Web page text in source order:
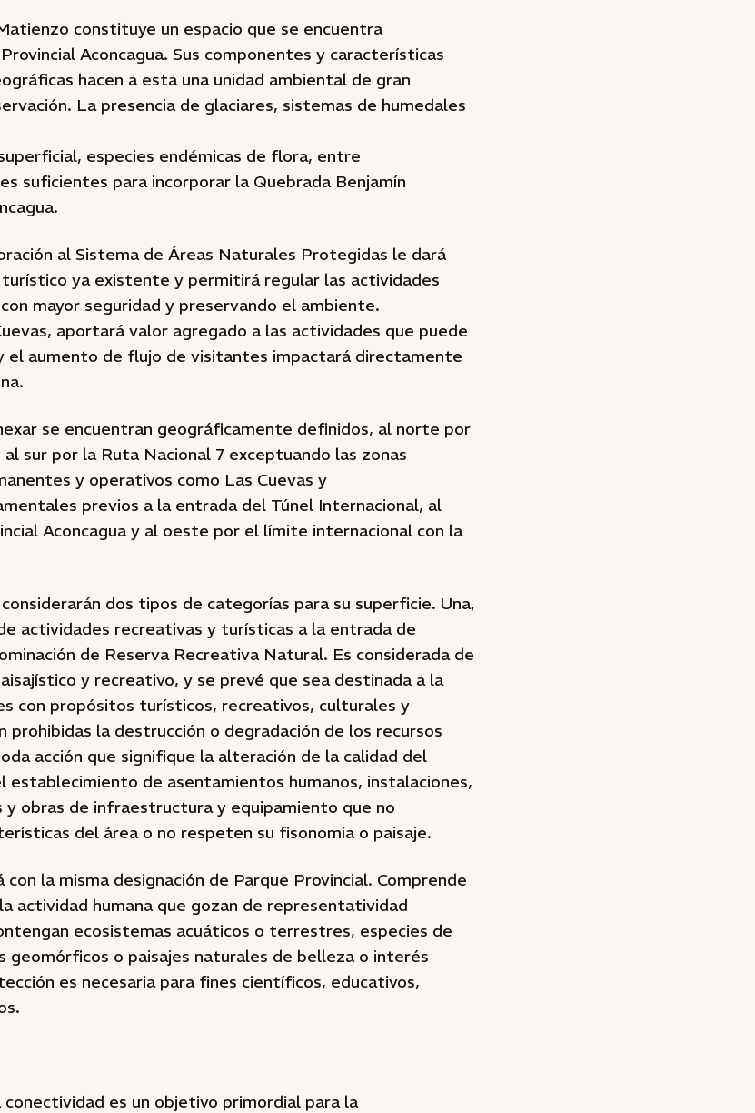
constituye un espacio que se encuentra
Aconcagua. Sus componentes y características
hacen a esta una unidad ambiental de gran
La presencia de glaciares, sistemas de humedales
especies endémicas de flora, entre
suficientes para incorporar la Quebrada Benjamín
al Sistema de Áreas Naturales Protegidas le dará
ya existente y permitirá regular las actividades
mayor seguridad y preservando el ambiente.
aportará valor agregado a las actividades que puede
el aumento de flujo de visitantes impactará directamente
se encuentran geográficamente definidos, al norte por
al sur por la Ruta Nacional 7 exceptuando las zonas
y operativos como Las Cuevas y
previos a la entrada del Túnel Internacional, al
Aconcagua y al oeste por el límite internacional con la
dos tipos de categorías para su superficie. Una,
actividades recreativas y turísticas a la entrada de
de Reserva Recreativa Natural. Es considerada de
y recreativo, y se prevé que sea destinada a la
con propósitos turísticos, recreativos, culturales y
prohibidas la destrucción o degradación de los recursos
acción que signifique la alteración de la calidad del
establecimiento de asentamientos humanos, instalaciones,
y obras de infraestructura y equipamiento que no
del área o no respeten su fisonomía o paisaje.
la misma designación de Parque Provincial. Comprende
actividad humana que gozan de representatividad
ecosistemas acuáticos o terrestres, especies de
geomórficos o paisajes naturales de belleza o interés
es necesaria para fines científicos, educativos,
es un objetivo primordial para la